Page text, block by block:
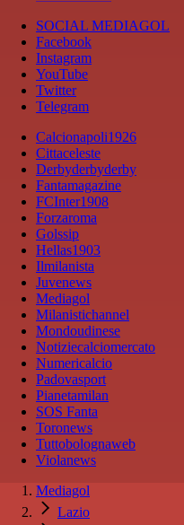
SOCIAL MEDIAGOL
Facebook
Instagram
YouTube
Twitter
Telegram
Calcionapoli1926
Cittaceleste
Derbyderbyderby
Fantamagazine
FCInter1908
Forzaroma
Golssip
Hellas1903
Ilmilanista
Juvenews
Mediagol
Milanistichannel
Mondoudinese
Notiziecalciomercato
Numericalcio
Padovasport
Pianetamilan
SOS Fanta
Toronews
Tuttobolognaweb
Violanews
Mediagol
Lazio